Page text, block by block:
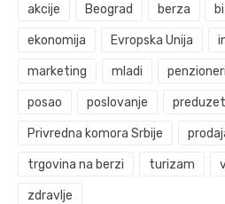
akcije Beograd berza
ekonomija Evropska Unija
marketing mladi penzioneri
posao poslovanje
Privredna komora Srbije
trgovina na berzi turizam
zdravlje